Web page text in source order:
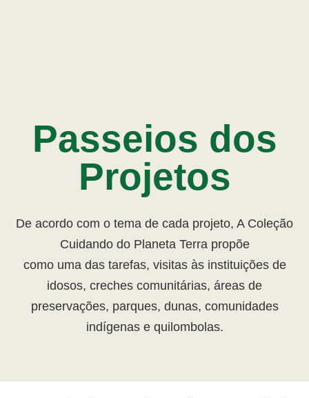
Passeios dos
Projetos
De acordo com o tema de cada projeto, A Coleção
Cuidando do Planeta Terra propõe
como uma das tarefas, visitas às instituições de
idosos, creches comunitárias, áreas de
preservações, parques, dunas, comunidades
indígenas e quilombolas.